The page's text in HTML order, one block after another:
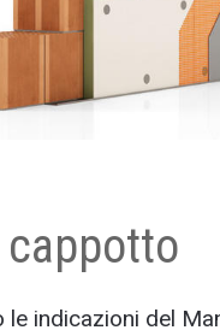
le indicazioni del